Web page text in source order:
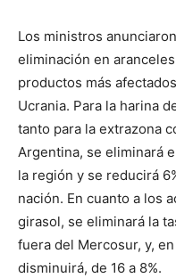
Los ministros
eliminación en
productos más
Ucrania. Para la harina
tanto para la extrazona
Argentina, se eliminará
la región y se reducirá
nación. En cuanto a los
girasol, se eliminará la
fuera del Mercosur, y,
disminuirá, de 16 a 8%.